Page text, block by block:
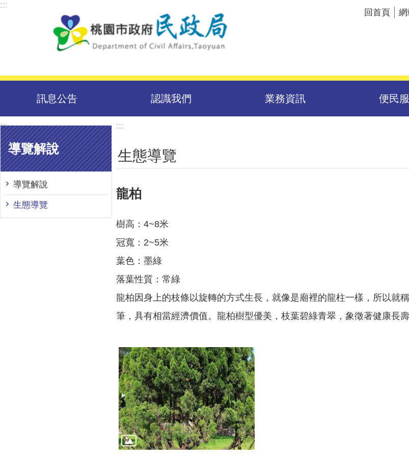
跳到主要內容區塊
:::
回首頁 網
訊息公告 認識我們 業務資訊 便民
:::
導覽解說
導覽解說
生態導覽
:::
生態導覽
龍柏
樹高：4~8米
冠寬：2~5米
葉色：墨綠
落葉性質：常綠
龍柏因身上的枝條以旋轉的方式生長，就像是廟裡的龍柱一樣，所以就
筆，具有相當經濟價值。龍柏樹型優美，枝葉碧綠青翠，象徵著健康長